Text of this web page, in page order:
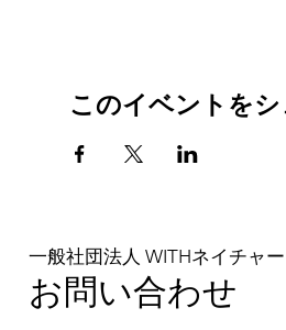
このイベントを
一般社団法人 WITHネイチャー
お問い合わせ